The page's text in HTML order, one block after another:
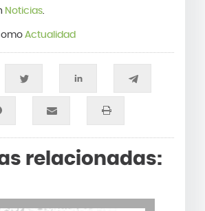
Noticias.
Actualidad
relacionadas: